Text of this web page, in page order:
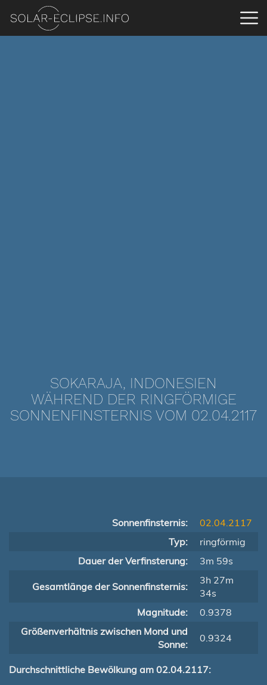
SOKARAJA, INDONESIEN
WÄHREND DER RINGFÖRMIGE
SONNENFINSTERNIS VOM 02.04.2117
Sonnenfinsternis:
02.04.2117
Typ:
ringförmig
Dauer der Verfinsterung:
3m 59s
Gesamtlänge der Sonnenfinsternis:
3h 27m
34s
Magnitude:
0.9378
Größenverhältnis zwischen Mond und
Sonne:
0.9324
Durchschnittliche Bewölkung am 02.04.2117: